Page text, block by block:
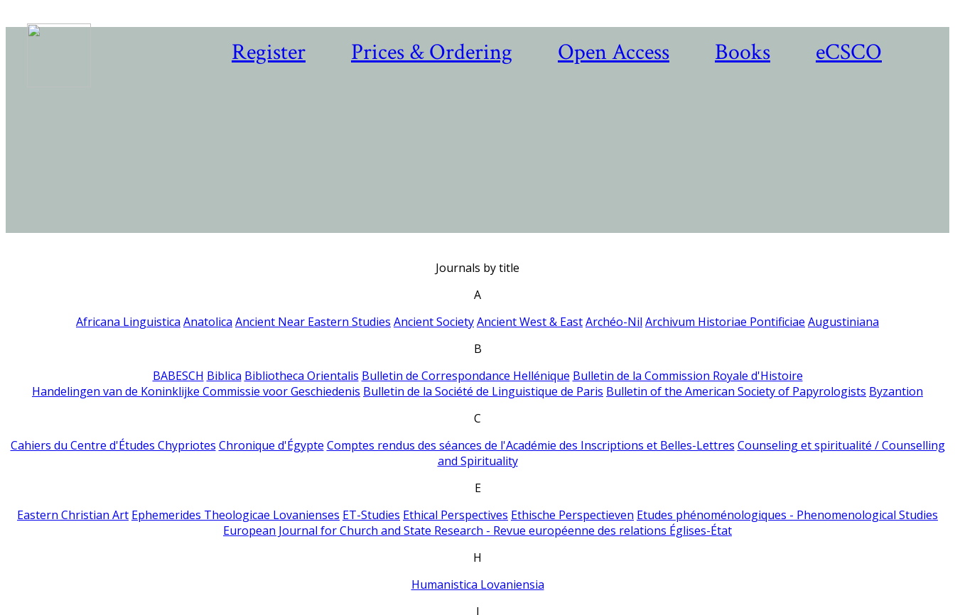
Register Prices & Ordering Open Access Books eCSCO
Journals by title
A
Africana Linguistica Anatolica Ancient Near Eastern Studies Ancient SocietyAncient West & EastArchéo-Nil Archivum Historiae Pontificiae Augustiniana
B
BABESCH Biblica Bibliotheca Orientalis Bulletin de Correspondance Hellénique Bulletin de la Commission Royale d'Histoire
Handelingen van de Koninklijke Commissie voor Geschiedenis Bulletin de la Société de Linguistique de Paris Bulletin of the American Society of Papyrologists Byzantion
C
Cahiers du Centre d'Études Chypriotes Chronique d'Égypte Comptes rendus des séances de l'Académie des Inscriptions et Belles-Lettres Counseling et spiritualité / Counselling
and Spirituality
E
Eastern Christian Art Ephemerides Theologicae Lovanienses ET-Studies Ethical Perspectives Ethische Perspectieven Etudes phénoménologiques - Phenomenological Studies
European Journal for Church and State Research - Revue européenne des relations Églises-État
H
Humanistica Lovaniensia
I